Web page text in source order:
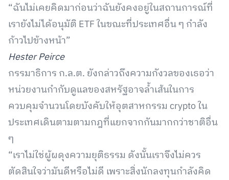
“ฉันไม่เคยคิดมาก่อนว่าฉันยังคงอยู่ในสถานการณ์ที่
เรายังไม่ได้อนุมัติ ETF ในขณะที่ประเทศอื่น ๆ กำลัง
ก้าวไปข้างหน้า”
Hester Peirce
กรรมาธิการ ก.ล.ต. ยังกล่าวถึงความกังวลของเธอว่า
หน่วยงานกำกับดูแลของสหรัฐอาจล้ำเส้นในการ
ควบคุมจำนวนโดยบังคับให้อุตสาหกรรม crypto ใน
ประเทศเดินตามตามกฎที่แยกจากกันมากกว่าชาติอื่น
ๆ
“เราไม่ใช่ผู้ผดุงความยุติธรรม ดังนั้นเราจึงไม่ควร
ตัดสินใจว่ามันดีหรือไม่ดี เพราะสิ่งนักลงทุนกำลังคิด